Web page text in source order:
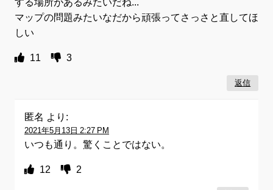
マップの問題みたいなだから頑張ってさっさと直してほ
しい
11 3
返信
匿名 より:
2021年5月13日 2:27 PM
いつも通り。驚くことではない。
12 2